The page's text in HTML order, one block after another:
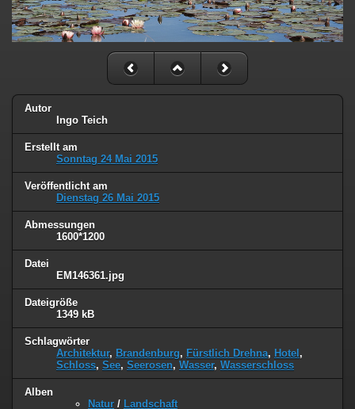
Autor
Ingo Teich
Erstellt am
Sonntag 24 Mai 2015
Veröffentlicht am
Dienstag 26 Mai 2015
Abmessungen
1600*1200
Datei
EM146361.jpg
Dateigröße
1349 kB
Schlagwörter
Architektur, Brandenburg, Fürstlich Drehna, Hotel ,
Schloss, See, Seerosen, Wasser, Wasserschloss
Alben
Natur / Landschaft